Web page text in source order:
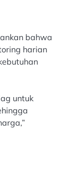
bahwa
harian
untuk